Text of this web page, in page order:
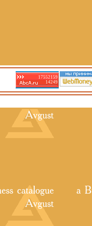
17552159
14249